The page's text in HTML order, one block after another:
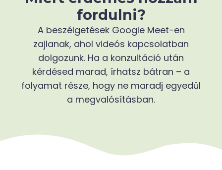
fordulni?
A beszélgetések Google Meet-en
zajlanak, ahol videós kapcsolatban
dolgozunk. Ha a konzultáció után
kérdésed marad, írhatsz bátran – a
folyamat része, hogy ne maradj egyedül
a megvalósításban.